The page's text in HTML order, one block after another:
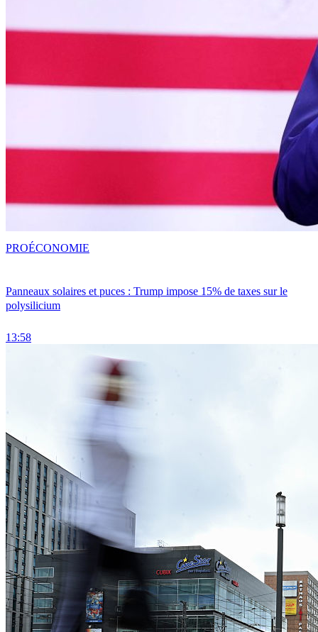
Panneaux solaires et puces : Trump impose 15% de taxes sur le
polysilicium
13:58
PROÉCONOMIE